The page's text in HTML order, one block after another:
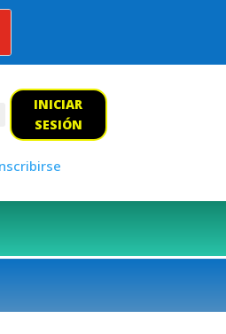
INICIAR
SESIÓN